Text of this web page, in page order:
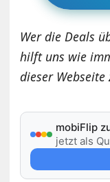
Wer die Deals
hilft uns wie
dieser
mobiFlip
jetzt als